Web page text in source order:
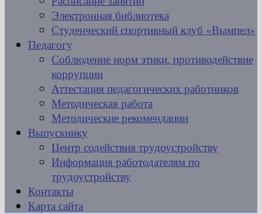
Электронная библиотека
Студенческий спортивный клуб «Вымпел»
Педагогу
Соблюдение норм этики, противодействие
коррупции
Аттестация педагогических работников
Методическая работа
Методические рекомендации
Выпускнику
Центр содействия трудоустройству
Информация работодателям по
трудоустройству
Контакты
Карта сайта